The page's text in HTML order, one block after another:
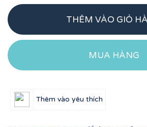
THÊM VÀO GIỎ
MUA HÀNG
Thêm vào yêu thích